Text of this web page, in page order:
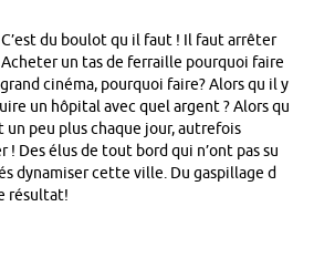
du boulot qu il faut ! Il faut arrêter
Acheter un tas de ferraille pourquoi faire
cinéma, pourquoi faire? Alors qu il y
un hôpital avec quel argent ? Alors qu
un peu plus chaque jour, autrefois
! Des élus de tout bord qui n’ont pas su
dynamiser cette ville. Du gaspillage d
résultat!